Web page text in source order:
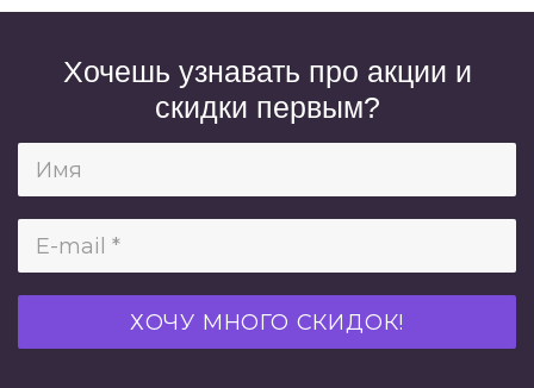
Хочешь узнавать про акции и
скидки первым?